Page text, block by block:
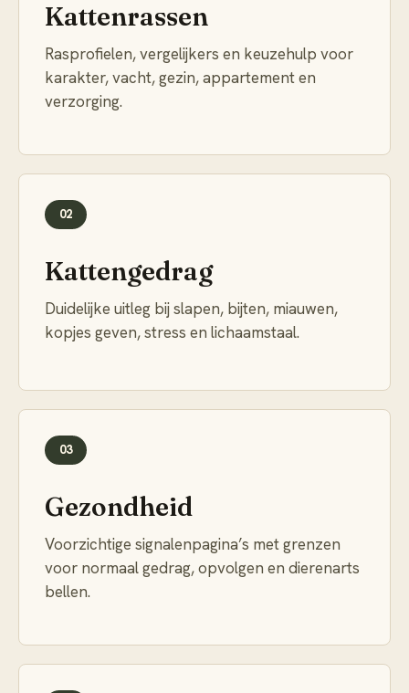
Kattenrassen
Rasprofielen, vergelijkers en keuzehulp voor
karakter, vacht, gezin, appartement en
verzorging.
02
Kattengedrag
Duidelijke uitleg bij slapen, bijten, miauwen,
kopjes geven, stress en lichaamstaal.
03
Gezondheid
Voorzichtige signalenpagina’s met grenzen
voor normaal gedrag, opvolgen en dierenarts
bellen.